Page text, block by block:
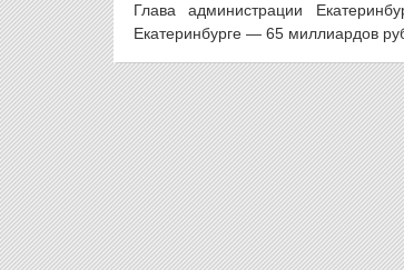
Глава администрации
Екатеринбурге — 65 миллиардов